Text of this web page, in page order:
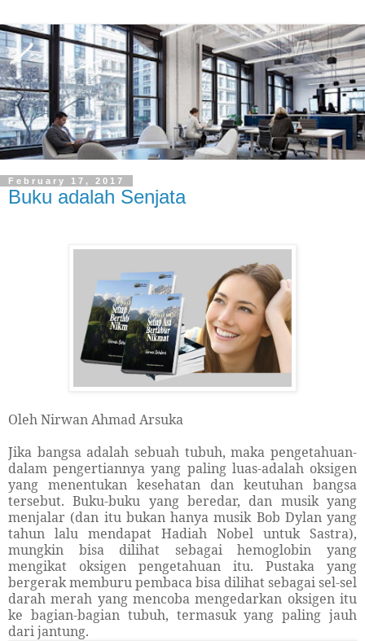
February 17, 2017
Buku adalah Senjata
Oleh Nirwan Ahmad Arsuka
Jika bangsa adalah sebuah tubuh, maka pengetahuan-
dalam pengertiannya yang paling luas-adalah oksigen
yang menentukan kesehatan dan keutuhan bangsa
tersebut. Buku-buku yang beredar, dan musik yang
menjalar (dan itu bukan hanya musik Bob Dylan yang
tahun lalu mendapat Hadiah Nobel untuk Sastra),
mungkin bisa dilihat sebagai hemoglobin yang
mengikat oksigen pengetahuan itu. Pustaka yang
bergerak memburu pembaca bisa dilihat sebagai sel-sel
darah merah yang mencoba mengedarkan oksigen itu
ke bagian-bagian tubuh, termasuk yang paling jauh
dari jantung.